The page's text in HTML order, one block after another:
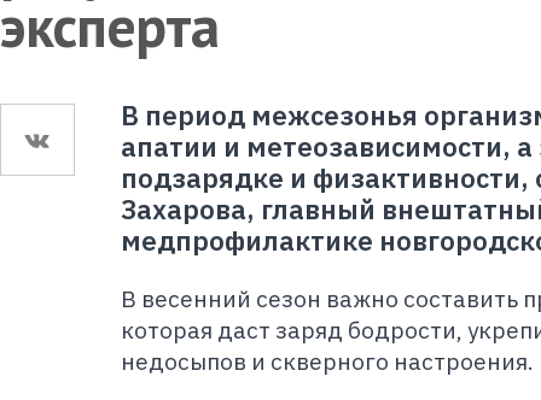
эксперта
В период межсезонья
апатии и метеозависимости,
подзарядке и
Захарова, главный
медпрофилактике
В весенний сезон важно составить
которая даст заряд бодрости,
недосыпов и скверного настроения.